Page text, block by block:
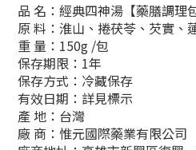
品 名：經典四神湯【藥膳調理包
原 料：淮山、捲茯苓、芡實、
重 量：150g /包
保存期限：1年
保存方式：冷藏保存
有效日期：詳見標示
產 地：台灣
廠 商：惟元國際藥業有限公司